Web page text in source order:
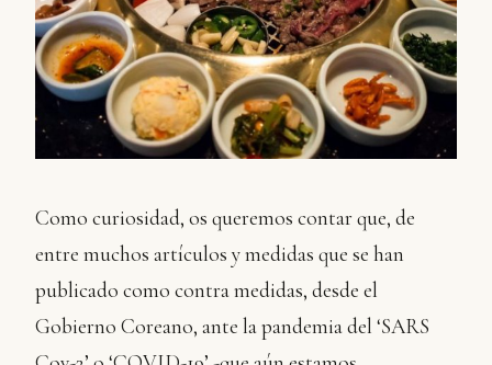
Como curiosidad, os queremos contar que, de
entre muchos artículos y medidas que se han
publicado como contra medidas, desde el
Gobierno Coreano, ante la pandemia del ‘SARS